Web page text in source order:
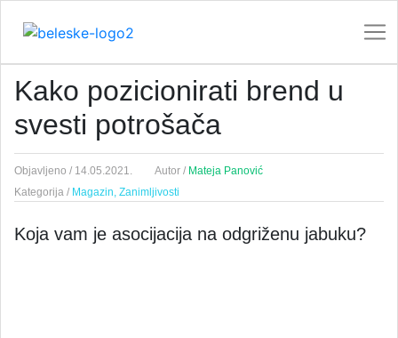
Kako pozicionirati brend u
svesti potrošača
Objavljeno / 14.05.2021. Autor / Mateja Panović
Kategorija / Magazin, Zanimljivosti
Koja vam je asocijacija na odgriženu jabuku?